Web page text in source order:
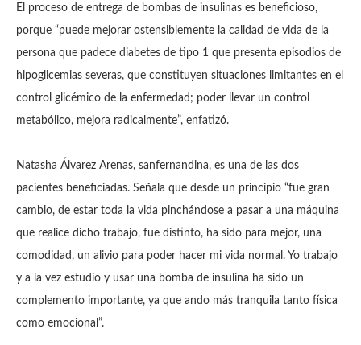
El proceso de entrega de bombas de insulinas es beneficioso,
porque “puede mejorar ostensiblemente la calidad de vida de la
persona que padece diabetes de tipo 1 que presenta episodios de
hipoglicemias severas, que constituyen situaciones limitantes en el
control glicémico de la enfermedad; poder llevar un control
metabólico, mejora radicalmente”, enfatizó.
Natasha Álvarez Arenas, sanfernandina, es una de las dos
pacientes beneficiadas. Señala que desde un principio “fue gran
cambio, de estar toda la vida pinchándose a pasar a una máquina
que realice dicho trabajo, fue distinto, ha sido para mejor, una
comodidad, un alivio para poder hacer mi vida normal. Yo trabajo
y a la vez estudio y usar una bomba de insulina ha sido un
complemento importante, ya que ando más tranquila tanto física
como emocional”.